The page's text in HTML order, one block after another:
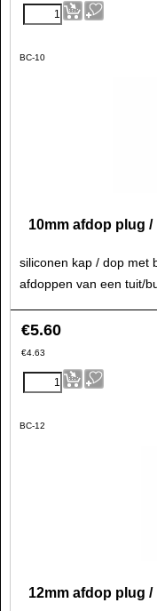
BC-10
10mm afdop plug
siliconen kap / dop met
afdoppen van een tuit/
€5.60
€4.63
BC-12
12mm afdop plug